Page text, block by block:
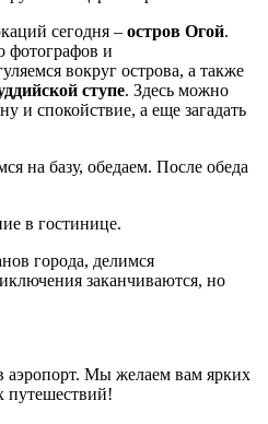
сегодня – остров Огой.
фотографов и
вокруг острова, а также
ступе. Здесь можно
и спокойствие, а еще загадать
на базу, обедаем. После обеда
в гостинице.
города, делимся
заканчиваются, но
аэропорт. Мы желаем вам ярких
путешествий!